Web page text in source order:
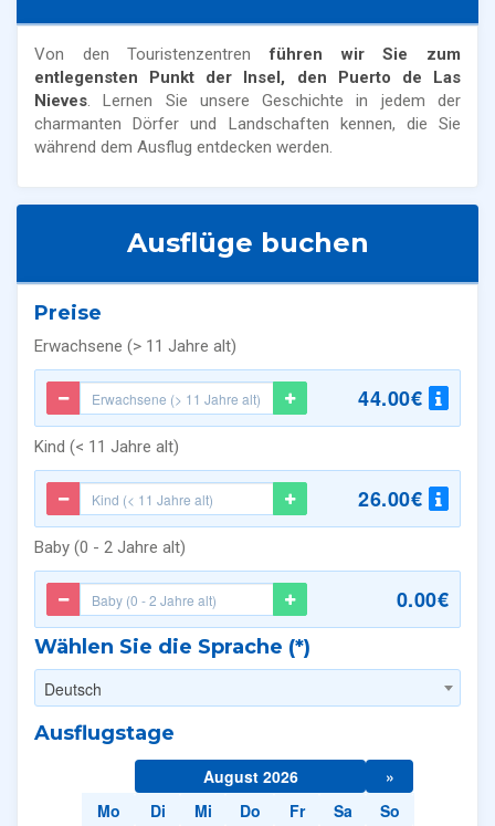
Von den Touristenzentrenführen wir Sie zum
entlegensten Punkt der Insel, den Puerto de Las
Nieves. Lernen Sie unsere Geschichte in jedem der
charmanten Dörfer und Landschaften kennen, die Sie
während dem Ausflug entdecken werden.
Ausflüge buchen
Preise
Erwachsene (> 11 Jahre alt)
44.00€
Kind (< 11 Jahre alt)
26.00€
Baby (0 - 2 Jahre alt)
0.00€
Wählen Sie die Sprache (*)
Deutsch
Ausflugstage
August 2026
»
Mo
Di Mi Do Fr Sa
So